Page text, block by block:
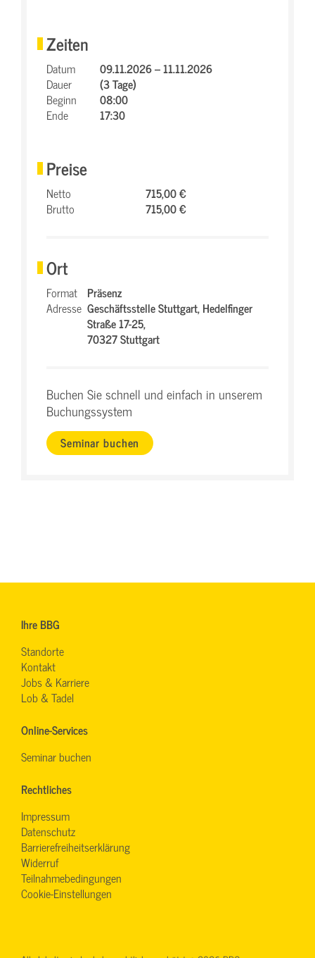
Zeiten
Datum
09.11.2026 – 11.11.2026
Dauer
(3 Tage)
Beginn
08:00
Ende
17:30
Preise
Netto
715,00 €
Brutto
715,00 €
Ort
Format Präsenz
Adresse Geschäftsstelle Stuttgart,Hedelfinger
Straße 17-25,
70327 Stuttgart
Buchen Sie schnell und einfach in unserem
Buchungssystem
Seminar buchen
Ihre BBG
Standorte
Kontakt
Jobs & Karriere
Lob & Tadel
Online-Services
Seminar buchen
Rechtliches
Impressum
Datenschutz
Barrierefreiheitserklärung
Widerruf
Teilnahmebedingungen
Cookie-Einstellungen